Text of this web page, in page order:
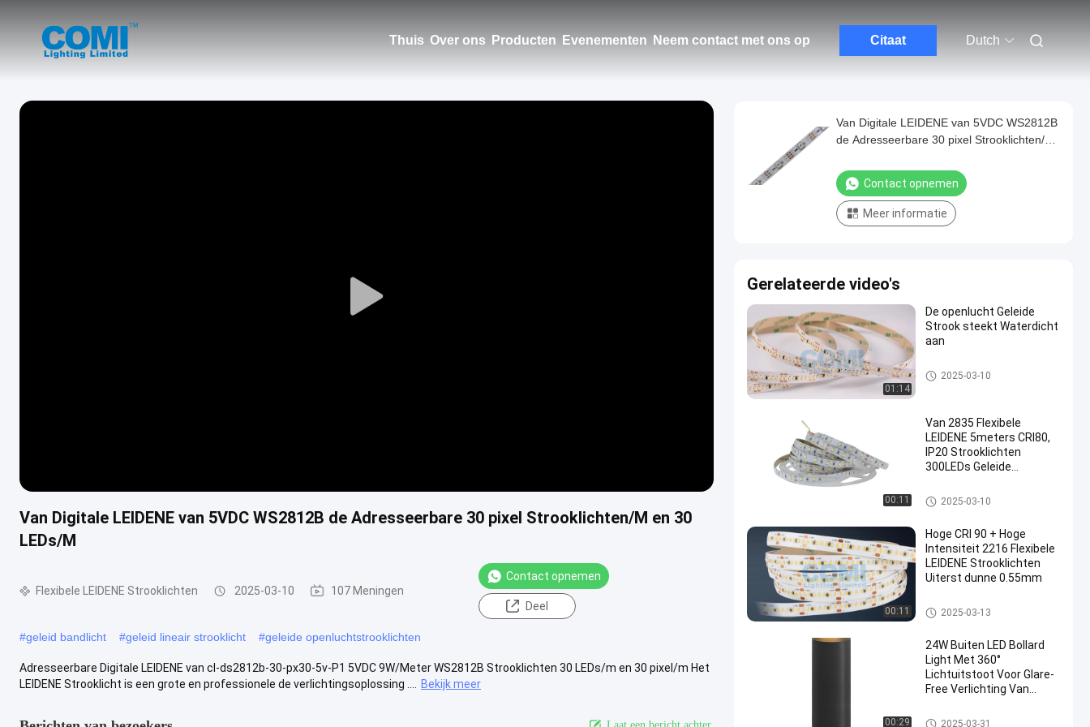
Thuis Over ons Producten Evenementen Neem contact met ons op Citaat Dutch
Play
Van Digitale LEIDENE van 5VDC WS2812B de Adresseerbare 30 pixel Strooklichten/M en 30
LEDs/M
Flexibele LEIDENE Strooklichten 2025-03-10 107 Meningen
Contact opnemen
Deel
#geleid bandlicht #geleid lineair strooklicht #geleide openluchtstrooklichten
Adresseerbare Digitale LEIDENE van cl-ds2812b-30-px30-5v-P1 5VDC 9W/Meter WS2812B Strooklichten 30 LEDs/m en 30 pixel/m Het
LEIDENE Strooklicht is een grote en professionele de verlichtingsoplossing ....
Bekijk meer
Laat een bericht achter.
Van Digitale LEIDENE van 5VDC WS2812B
de Adresseerbare 30 pixel Strooklichten/M
Contact opnemen
Meer informatie
Gerelateerde video's
01:14
De openlucht Geleide
Strook steekt Waterdicht
aan
Flexibele LEIDENE Strooklichte
n
2025-03-10
00:11
Van 2835 Flexibele
LEIDENE 5meters CRI80,
IP20 Strooklichten
300LEDs Geleide
Strooklichten
Flexibele LEIDENE Strooklichte
n
2025-03-10
00:11
Hoge CRI 90 + Hoge
Intensiteit 2216 Flexibele
LEIDENE Strooklichten
Uiterst dunne 0.55mm
Flexibele LEIDENE Strooklichte
n
2025-03-13
00:29
24W Buiten LED Bollard
Light Met 360°
Lichtuitstoot Voor Glare-
Free Verlichting Van
Oprijspuren
LEIDENE Meerpaallichten
2025-03-31